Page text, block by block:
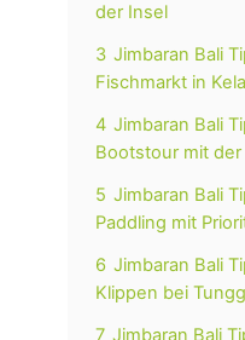
der Insel
3 Jimbaran Bali
Fischmarkt in
4 Jimbaran Bali
Bootstour mit der
5 Jimbaran Bali
Paddling mit
6 Jimbaran Bali
Klippen bei
7 Jimbaran Bali